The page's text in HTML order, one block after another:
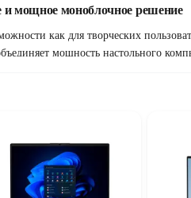
мощное моноблочное решение
как для творческих
мощность настольного
более интуитивным и
одновременно и идеально